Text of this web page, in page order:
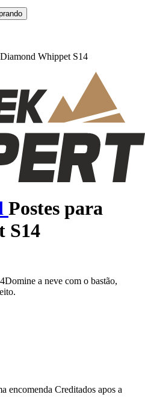
Whippet S14
Postes para
S14
a neve com o bastão,
encomenda Creditados apos a